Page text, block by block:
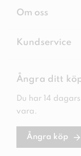
Om oss
Kundservice
Ångra ditt
Du har 14
vara.
Ångra köp